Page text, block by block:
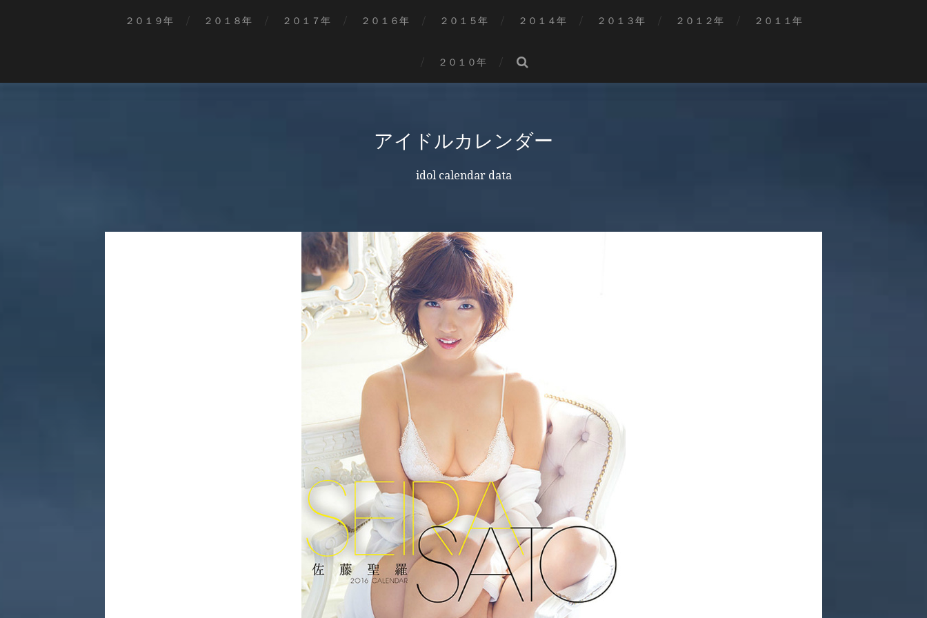
２０１９年 ２０１８年 ２０１７年 ２０１６年 ２０１５年 ２０１４年 ２０１３年 ２０１２年 ２０１１年
２０１０年
アイドルカレンダー
idol calendar data